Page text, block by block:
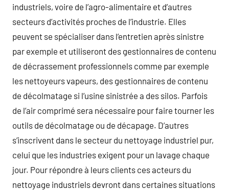
industriels, voire de l’agro-alimentaire et d’autres
secteurs d’activités proches de l’industrie. Elles
peuvent se spécialiser dans l’entretien après sinistre
par exemple et utiliseront des gestionnaires de contenu
de décrassement professionnels comme par exemple
les nettoyeurs vapeurs, des gestionnaires de contenu
de décolmatage si l’usine sinistrée a des silos. Parfois
de l’air comprimé sera nécessaire pour faire tourner les
outils de décolmatage ou de décapage. D’autres
s’inscrivent dans le secteur du nettoyage industriel pur,
celui que les industries exigent pour un lavage chaque
jour. Pour répondre à leurs clients ces acteurs du
nettoyage industriels devront dans certaines situations